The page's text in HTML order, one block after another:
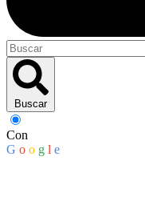
Buscar
Con
G o o g l e